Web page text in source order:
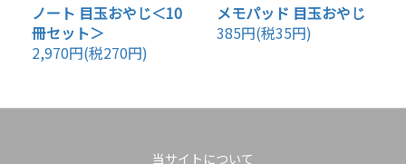
ノート 目玉おやじ＜10
冊セット＞
2,970円(税270円)
メモパッド 目玉おやじ
385円(税35円)
当サイトについて